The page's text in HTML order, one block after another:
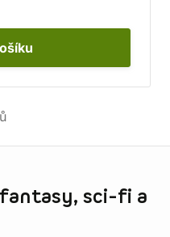
sci-fi a